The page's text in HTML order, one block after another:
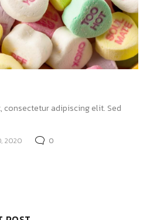
consectetur adipiscing elit. Sed
2020 0